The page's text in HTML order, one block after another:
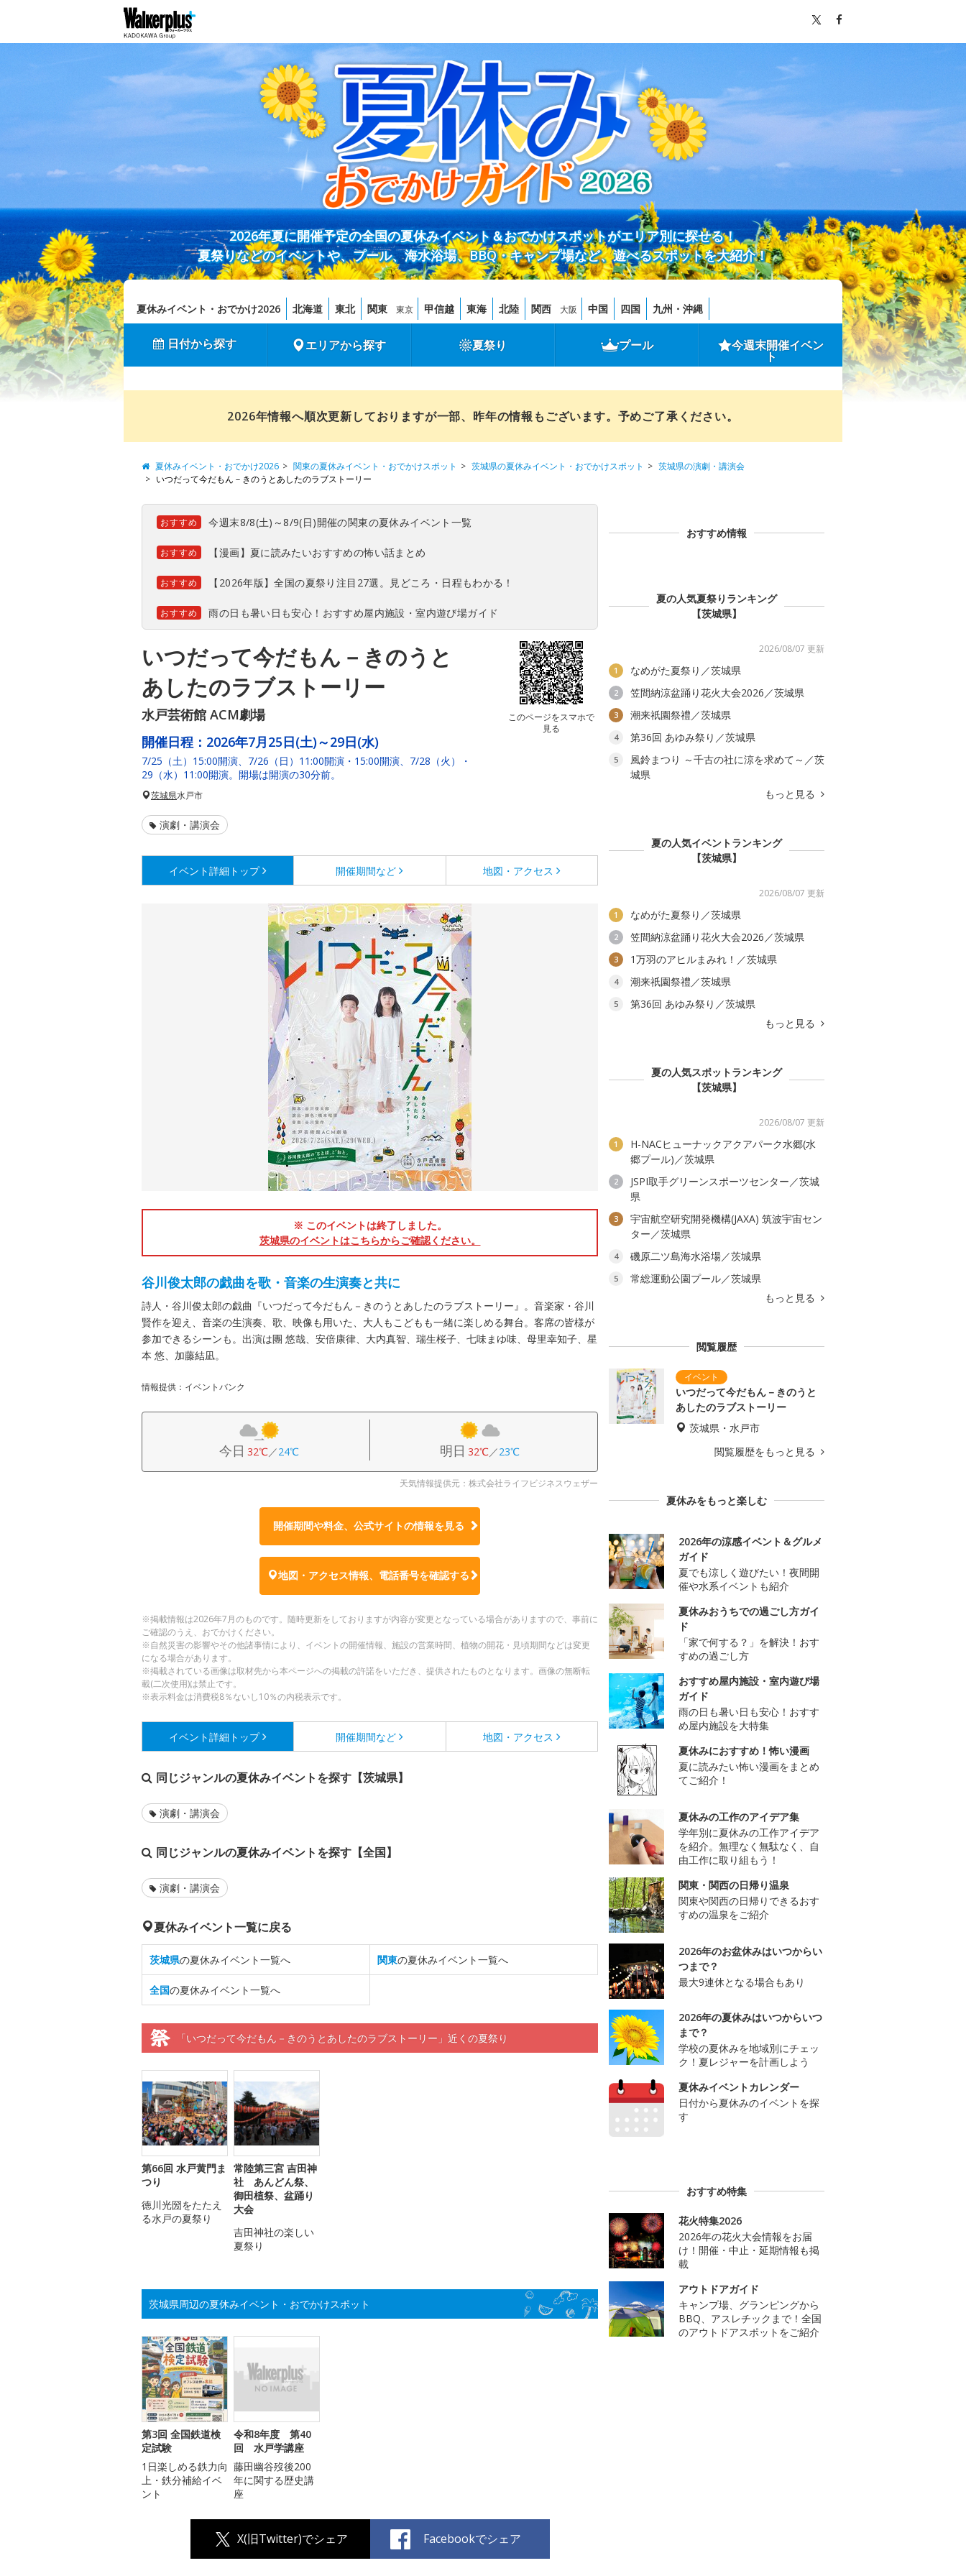
2026年夏に開催予定の全国の夏休みイベント＆おでかけスポットがエリア別に探せる！
夏祭りなどのイベントや、プール、海水浴場、BBQ・キャンプ場など、遊べるスポットを大紹介！
夏休みイベント・おでかけ2026 北海道 東北 関東 東京 甲信越 東海 北陸 関西 大阪 中国 四国 九州・沖縄
日付から探す エリアから探す 夏祭り プール 今週末開催イベン
ト
2026年情報へ順次更新しておりますが一部、昨年の情報もございます。予めご了承ください。
夏休みイベント・おでかけ2026 関東の夏休みイベント・おでかけスポット 茨城県の夏休みイベント・おでかけスポット
茨城県の演劇・講演会
いつだって今だもん－きのうとあしたのラブストーリー
おすすめ 今週末8/8(土)～8/9(日)開催の関東の夏休みイベント一覧
おすすめ 【漫画】夏に読みたいおすすめの怖い話まとめ
おすすめ 【2026年版】全国の夏祭り注目27選。見どころ・日程もわかる！
おすすめ 雨の日も暑い日も安心！おすすめ屋内施設・室内遊び場ガイド
いつだって今だもん－きのうと
あしたのラブストーリー
水戸芸術館 ACM劇場
このページをスマホで
見る
開催日程： 2026年7月25日(土)～29日(水)
7/25（土）15:00開演、7/26（日）11:00開演・15:00開演、7/28（火）・
29（水）11:00開演。開場は開演の30分前。
茨城県水戸市
演劇・講演会
イベント詳細 トップ 開催期間など 地図・アクセス
※ このイベントは終了しました。
茨城県のイベントはこちらからご確認ください。
谷川俊太郎の戯曲を歌・音楽の生演奏と共に
詩人・谷川俊太郎の戯曲『いつだって今だもん－きのうとあしたのラブストーリー』。音楽家・谷川
賢作を迎え、音楽の生演奏、歌、映像も用いた、大人もこどもも一緒に楽しめる舞台。客席の皆様が
参加できるシーンも。出演は團 悠哉、安倍康律、大内真智、瑞生桜子、七味まゆ味、母里幸知子、星
本 悠、加藤結凪。
情報提供：イベントバンク
今日 32℃／24℃ 明日 32℃／23℃
天気情報提供元：株式会社ライフビジネスウェザー
開催期間や料金、公式サイトの情報を見る
地図・アクセス情報、電話番号を確認する
※掲載情報は2026年7月のものです。随時更新をしておりますが内容が変更となっている場合がありますので、事前に
ご確認のうえ、おでかけください。
※自然災害の影響やその他諸事情により、イベントの開催情報、施設の営業時間、植物の開花・見頃期間などは変更
になる場合があります。
※掲載されている画像は取材先から本ページへの掲載の許諾をいただき、提供されたものとなります。画像の無断転
載(二次使用)は禁止です。
※表示料金は消費税8％ないし10％の内税表示です。
イベント詳細 トップ 開催期間など 地図・アクセス
同じジャンルの夏休みイベントを探す【茨城県】
演劇・講演会
同じジャンルの夏休みイベントを探す【全国】
演劇・講演会
夏休みイベント一覧に戻る
茨城県の夏休みイベント一覧へ 関東の夏休みイベント一覧へ
全国の夏休みイベント一覧へ
「いつだって今だもん－きのうとあしたのラブストーリー」近くの夏祭り
第66回 水戸黄門ま
つり
徳川光圀をたたえ
る水戸の夏祭り
常陸第三宮 吉田神
社 あんどん祭、
御田植祭、盆踊り
大会
吉田神社の楽しい
夏祭り
茨城県周辺の夏休みイベント・おでかけスポット
第3回 全国鉄道検
定試験
1日楽しめる鉄力向
上・鉄分補給イベ
ント
令和8年度 第40
回 水戸学講座
藤田幽谷歿後200
年に関する歴史講
座
X(旧Twitter)でシェア Facebookでシェア
おすすめ情報
夏の人気夏祭りランキング
【茨城県】
2026/08/07 更新
1 なめがた夏祭り／茨城県
2 笠間納涼盆踊り花火大会2026／茨城県
3 潮来祇園祭禮／茨城県
4 第36回 あゆみ祭り／茨城県
5
風鈴まつり ～千古の社に涼を求めて～／茨
城県
もっと見る
夏の人気イベントランキング
【茨城県】
2026/08/07 更新
1 なめがた夏祭り／茨城県
2 笠間納涼盆踊り花火大会2026／茨城県
3 1万羽のアヒルまみれ！／茨城県
4 潮来祇園祭禮／茨城県
5
第36回 あゆみ祭り／茨城県
もっと見る
夏の人気スポットランキング
【茨城県】
2026/08/07 更新
1
H-NACヒューナックアクアパーク水郷(水
郷プール)／茨城県
2
JSPI取手グリーンスポーツセンター／茨城
県
3
宇宙航空研究開発機構(JAXA) 筑波宇宙セン
ター／茨城県
4 磯原二ツ島海水浴場／茨城県
5
常総運動公園プール／茨城県
もっと見る
閲覧履歴
いつだって今だもん－きのうと
あしたのラブストーリー
茨城県・水戸市
閲覧履歴をもっと見る
夏休みをもっと楽しむ
2026年の涼感イベント＆グルメ
ガイド
夏でも涼しく遊びたい！夜間開
催や水系イベントも紹介
夏休みおうちでの過ごし方ガイ
ド
「家で何する？」を解決！おす
すめの過ごし方
おすすめ屋内施設・室内遊び場
ガイド
雨の日も暑い日も安心！おすす
め屋内施設を大特集
夏休みにおすすめ！怖い漫画
夏に読みたい怖い漫画をまとめ
てご紹介！
夏休みの工作のアイデア集
学年別に夏休みの工作アイデア
を紹介。無理なく無駄なく、自
由工作に取り組もう！
関東・関西の日帰り温泉
関東や関西の日帰りできるおす
すめの温泉をご紹介
2026年のお盆休みはいつからい
つまで？
最大9連休となる場合もあり
2026年の夏休みはいつからいつ
まで？
学校の夏休みを地域別にチェッ
ク！夏レジャーを計画しよう
夏休みイベントカレンダー
日付から夏休みのイベントを探
す
おすすめ特集
花火特集2026
2026年の花火大会情報をお届
け！開催・中止・延期情報も掲
載
アウトドアガイド
キャンプ場、グランピングから
BBQ、アスレチックまで！全国
のアウトドアスポットをご紹介